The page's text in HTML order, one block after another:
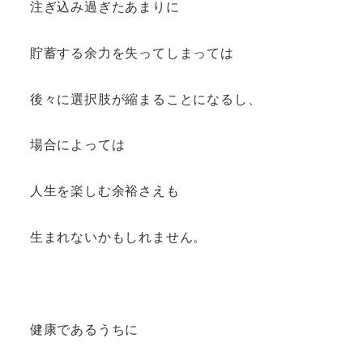
注ぎ込み過ぎたあまりに
貯蓄する余力を失ってしまっては
後々に選択肢が縮まることになるし、
場合によっては
人生を楽しむ余裕さえも
生まれないかもしれません。
健康であるうちに